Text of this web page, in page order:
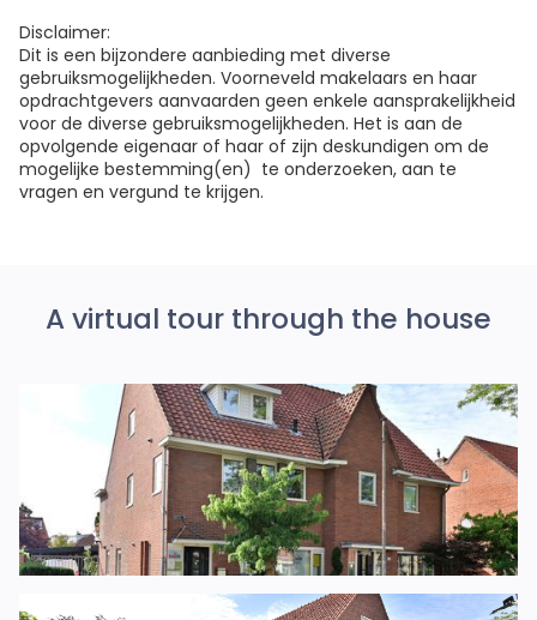
Disclaimer:
Dit is een bijzondere aanbieding met diverse
gebruiksmogelijkheden. Voorneveld makelaars en haar
opdrachtgevers aanvaarden geen enkele aansprakelijkheid
voor de diverse gebruiksmogelijkheden. Het is aan de
opvolgende eigenaar of haar of zijn deskundigen om de
mogelijke bestemming(en) te onderzoeken, aan te
vragen en vergund te krijgen.
A virtual tour through the house